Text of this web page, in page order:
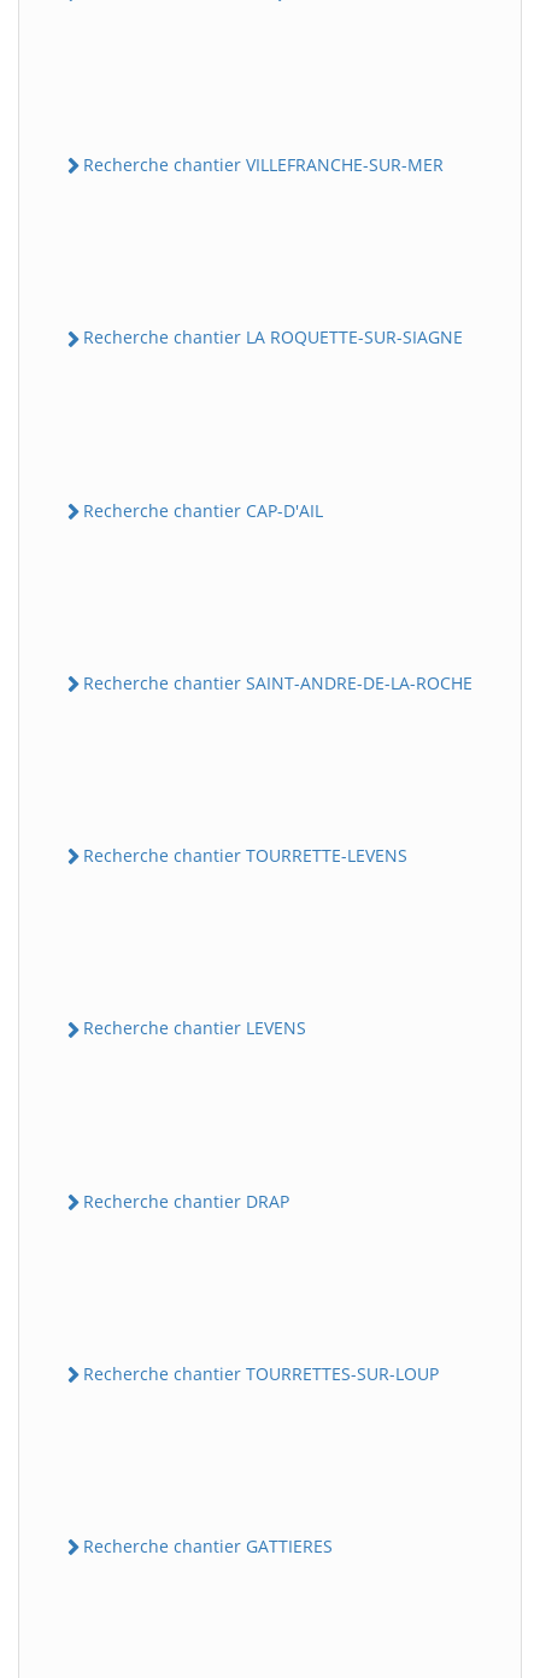
Recherche chantier VILLEFRANCHE-SUR-MER
Recherche chantier LA ROQUETTE-SUR-SIAGNE
Recherche chantier CAP-D'AIL
Recherche chantier SAINT-ANDRE-DE-LA-ROCHE
Recherche chantier TOURRETTE-LEVENS
Recherche chantier LEVENS
Recherche chantier DRAP
Recherche chantier TOURRETTES-SUR-LOUP
Recherche chantier GATTIERES